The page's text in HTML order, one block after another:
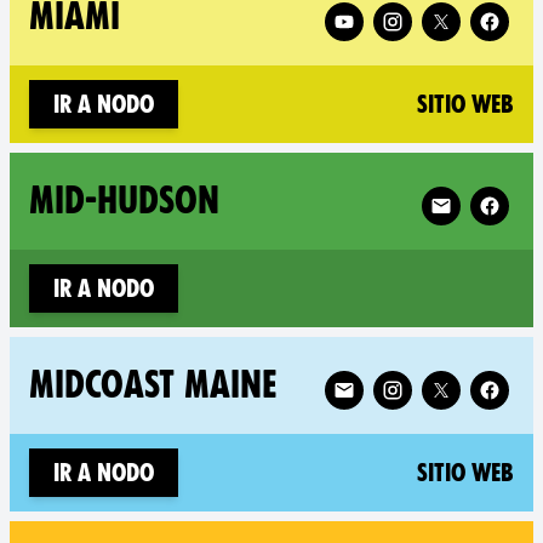
MIAMI Follow XR Miami on
Ir a nodo Sitio web
MID-HUDSON Follow XR
Ir a nodo
MIDCOAST MAINE Follow XR Midcoast
Ir a nodo Sitio web